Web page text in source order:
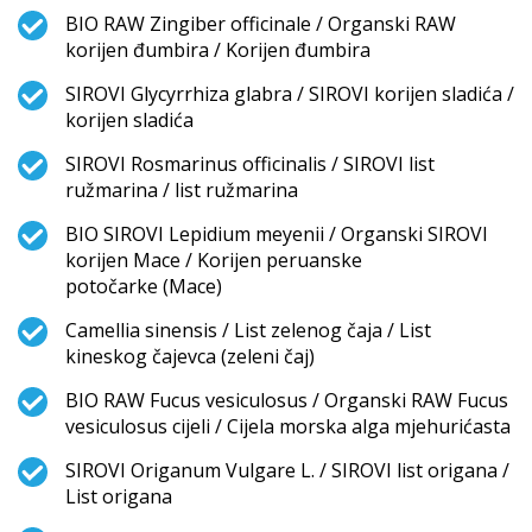
BIO RAW Zingiber officinale / Organski RAW
korijen đumbira / Korijen đumbira
SIROVI Glycyrrhiza glabra / SIROVI korijen sladića /
korijen sladića
SIROVI Rosmarinus officinalis / SIROVI list
ružmarina / list ružmarina
BIO SIROVI Lepidium meyenii / Organski SIROVI
korijen Mace / Korijen peruanske
potočarke (Mace)
Camellia sinensis / List zelenog čaja / List
kineskog čajevca (zeleni čaj)
BIO RAW Fucus vesiculosus / Organski RAW Fucus
vesiculosus cijeli / Cijela morska alga mjehurićasta
SIROVI Origanum Vulgare L. / SIROVI list origana /
List origana